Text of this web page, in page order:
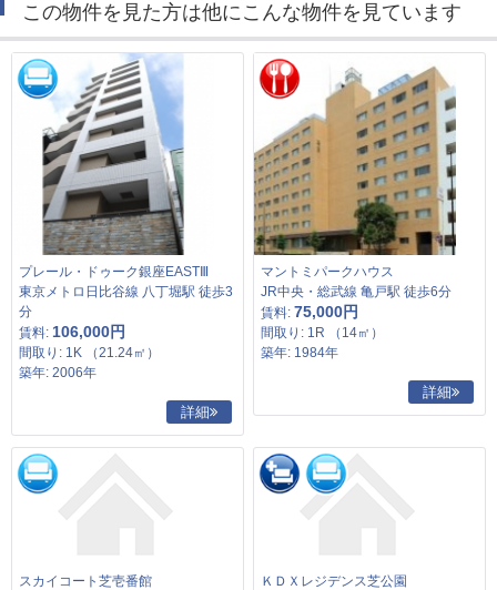
この物件を見た方は他にこんな物件を見ています
プレール・ドゥーク銀座EASTⅢ
東京メトロ日比谷線 八丁堀駅 徒歩3
分
賃料: 106,000円
間取り: 1K （21.24㎡）
築年: 2006年
詳細
マントミパークハウス
JR中央・総武線 亀戸駅 徒歩6分
賃料:75,000円
間取り: 1R （14㎡）
築年: 1984年
詳細
スカイコート芝壱番館
ＫＤＸレジデンス芝公園